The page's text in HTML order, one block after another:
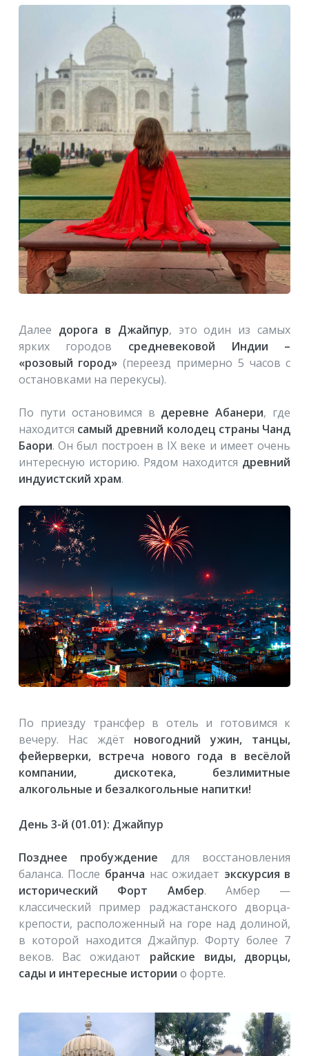
Далее дорога в Джайпур, это один из самых
ярких городов средневековой Индии –
«розовый город» (переезд примерно 5 часов с
остановками на перекусы).
По пути остановимся в деревне Абанери, где
находится самый древний колодец страны Чанд
Баори. Он был построен в IX веке и имеет очень
интересную историю. Рядом находится древний
индуистский храм.
По приезду трансфер в отель и готовимся к
вечеру. Нас ждёт новогодний ужин, танцы,
фейерверки, встреча нового года в весёлой
компании, дискотека, безлимитные
алкогольные и безалкогольные напитки!
День 3-й (01.01): Джайпур
Позднее пробуждение для восстановления
баланса. После бранча нас ожидает экскурсия в
исторический Форт Амбер. Амбер —
классический пример раджастанского дворца-
крепости, расположенный на горе над долиной,
в которой находится Джайпур. Форту более 7
веков. Вас ожидают райские виды, дворцы,
сады и интересные истории о форте.